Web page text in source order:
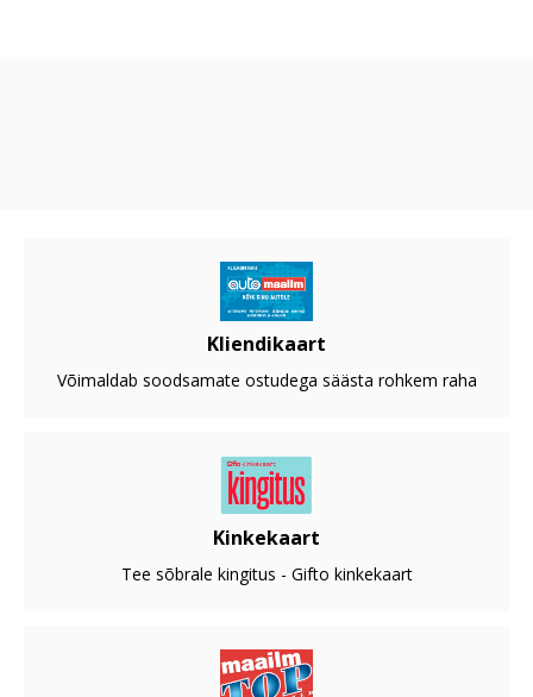
Kliendikaart
Võimaldab soodsamate ostudega säästa rohkem raha
Kinkekaart
Tee sõbrale kingitus - Gifto kinkekaart